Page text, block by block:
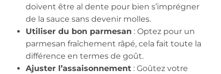
doivent être al dente pour bien s’imprégner
de la sauce sans devenir molles.
Utiliser du bon parmesan : Optez pour un
parmesan fraîchement râpé, cela fait toute la
différence en termes de goût.
Ajuster l’assaisonnement : Goûtez votre